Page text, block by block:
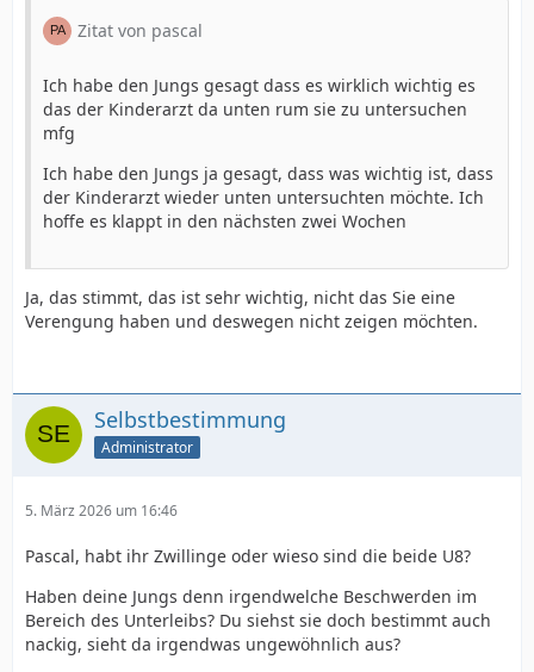
Zitat von pascal
Ich habe den Jungs gesagt dass es wirklich wichtig es
das der Kinderarzt da unten rum sie zu untersuchen
mfg
Ich habe den Jungs ja gesagt, dass was wichtig ist, dass
der Kinderarzt wieder unten untersuchten möchte. Ich
hoffe es klappt in den nächsten zwei Wochen
Ja, das stimmt, das ist sehr wichtig, nicht das Sie eine
Verengung haben und deswegen nicht zeigen möchten.
Selbstbestimmung
Administrator
5. März 2026 um 16:46
Pascal, habt ihr Zwillinge oder wieso sind die beide U8?
Haben deine Jungs denn irgendwelche Beschwerden im
Bereich des Unterleibs? Du siehst sie doch bestimmt auch
nackig, sieht da irgendwas ungewöhnlich aus?